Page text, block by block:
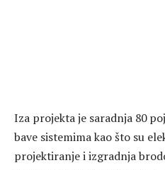
Iza projekta je saradnja 80
bave sistemima kao što su
projektiranje i izgradnja